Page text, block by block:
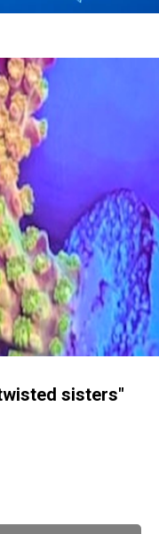
sisters"